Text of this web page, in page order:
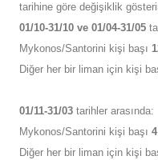
tarihine göre değişiklik
01/10-31/10 ve 01/04-31/05
Mykonos/Santorini kişi başı
Diğer her bir liman için kişi
01/11-31/03 tarihler arasında:
Mykonos/Santorini kişi başı
Diğer her bir liman için kişi